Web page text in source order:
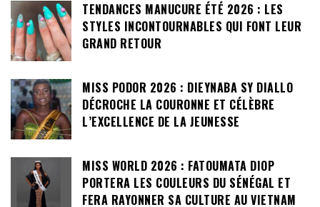
TENDANCES MANUCURE ÉTÉ 2026 : LES
STYLES INCONTOURNABLES QUI FONT LEUR
GRAND RETOUR
MISS PODOR 2026 : DIEYNABA SY DIALLO
DÉCROCHE LA COURONNE ET CÉLÈBRE
L’EXCELLENCE DE LA JEUNESSE
MISS WORLD 2026 : FATOUMATA DIOP
PORTERA LES COULEURS DU SÉNÉGAL ET
FERA RAYONNER SA CULTURE AU VIETNAM